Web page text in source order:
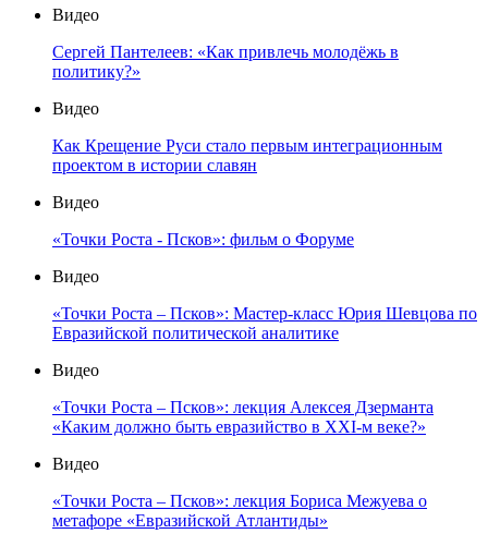
Видео
Сергей Пантелеев: «Как привлечь молодёжь в
политику?»
Видео
Как Крещение Руси стало первым интеграционным
проектом в истории славян
Видео
«Точки Роста - Псков»: фильм о Форуме
Видео
«Точки Роста – Псков»: Мастер-класс Юрия Шевцова по
Евразийской политической аналитике
Видео
«Точки Роста – Псков»: лекция Алексея Дзерманта
«Каким должно быть евразийство в XXI-м веке?»
Видео
«Точки Роста – Псков»: лекция Бориса Межуева о
метафоре «Евразийской Атлантиды»